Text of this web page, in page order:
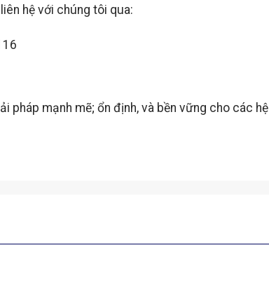
hệ với chúng tôi qua:
pháp mạnh mẽ; ổn định, và bền vững cho các hệ